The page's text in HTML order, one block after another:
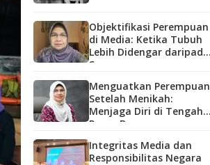
Objektifikasi Perempuan
di Media: Ketika Tubuh
Lebih Didengar daripada
Suara
Menguatkan Perempuan
Setelah Menikah:
Menjaga Diri di Tengah
Peran Baru
Integritas Media dan
Responsibilitas Negara